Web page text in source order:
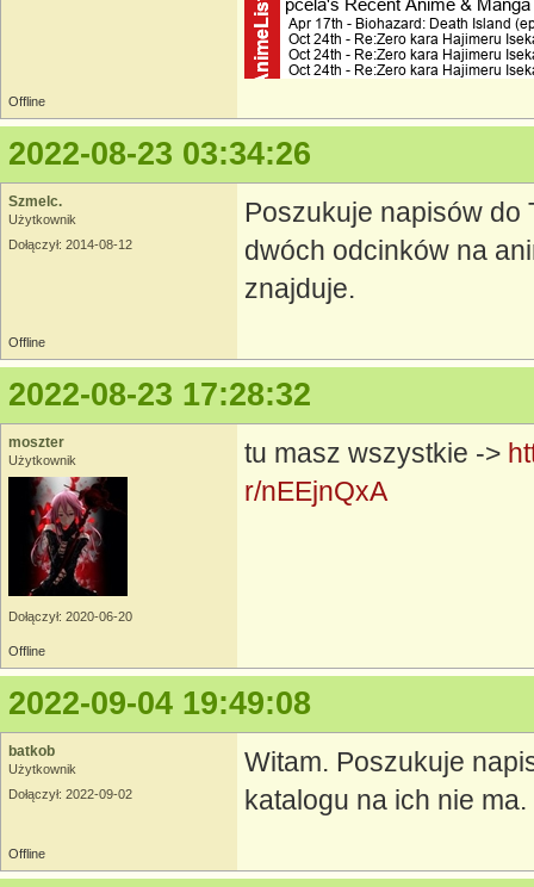
Offline
2022-08-23 03:34:26
Szmelc.
Użytkownik
Dołączył: 2014-08-12
Poszukuje napisów do
dwóch odcinków na
znajduje.
Offline
2022-08-23 17:28:32
moszter
Użytkownik
Dołączył: 2020-06-20
tu masz wszystkie ->
r/nEEjnQxA
Offline
2022-09-04 19:49:08
batkob
Użytkownik
Dołączył: 2022-09-02
Witam. Poszukuje
katalogu na ich nie ma.
Offline